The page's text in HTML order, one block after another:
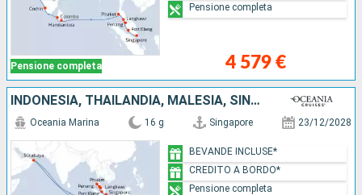
Pensione completa 4 579 €
Pensione completa
INDONESIA, THAILANDIA, MALESIA, SINGAPORE
Oceania Marina 16 g Singapore 23/12/2028
BEVANDE INCLUSE*
CREDITO A BORDO*
Pensione completa